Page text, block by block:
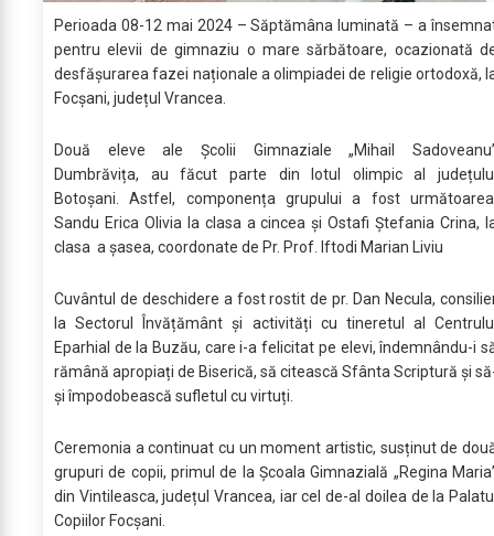
Perioada 08-12 mai 2024 – Săptămâna luminată – a
pentru elevii de gimnaziu o mare sărbătoare, ocazionată
desfășurarea fazei naționale a olimpiadei de religie ortodoxă,
Focșani, județul Vrancea.
Două eleve ale Școlii Gimnaziale „Mihail
Dumbrăvița, au făcut parte din lotul olimpic al
Botoșani. Astfel, componența grupului a fost
Sandu Erica Olivia la clasa a cincea și Ostafi Ștefania Crina,
clasa a șasea, coordonate de Pr. Prof. Iftodi Marian Liviu
Cuvântul de deschidere a fost rostit de pr. Dan Necula,
la Sectorul Învățământ și activități cu tineretul al
Eparhial de la Buzău, care i-a felicitat pe elevi, îndemnându-i
rămână apropiați de Biserică, să citească Sfânta Scriptură și
și împodobească sufletul cu virtuți.
Ceremonia a continuat cu un moment artistic, susținut de
grupuri de copii, primul de la Școala Gimnazială „Regina
din Vintileasca, județul Vrancea, iar cel de-al doilea de la
Copiilor Focșani.